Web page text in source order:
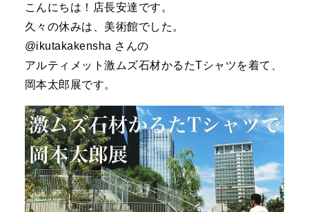
こんにちは！店長安達です。
久々の休みは、美術館でした。
@ikutakakensha さんの
アルティメット激ムズ石材かるたTシャツを着て、
岡本太郎展です。